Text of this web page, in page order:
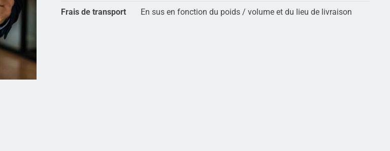
Frais de transport En sus en fonction du poids / volume et du lieu de livraison